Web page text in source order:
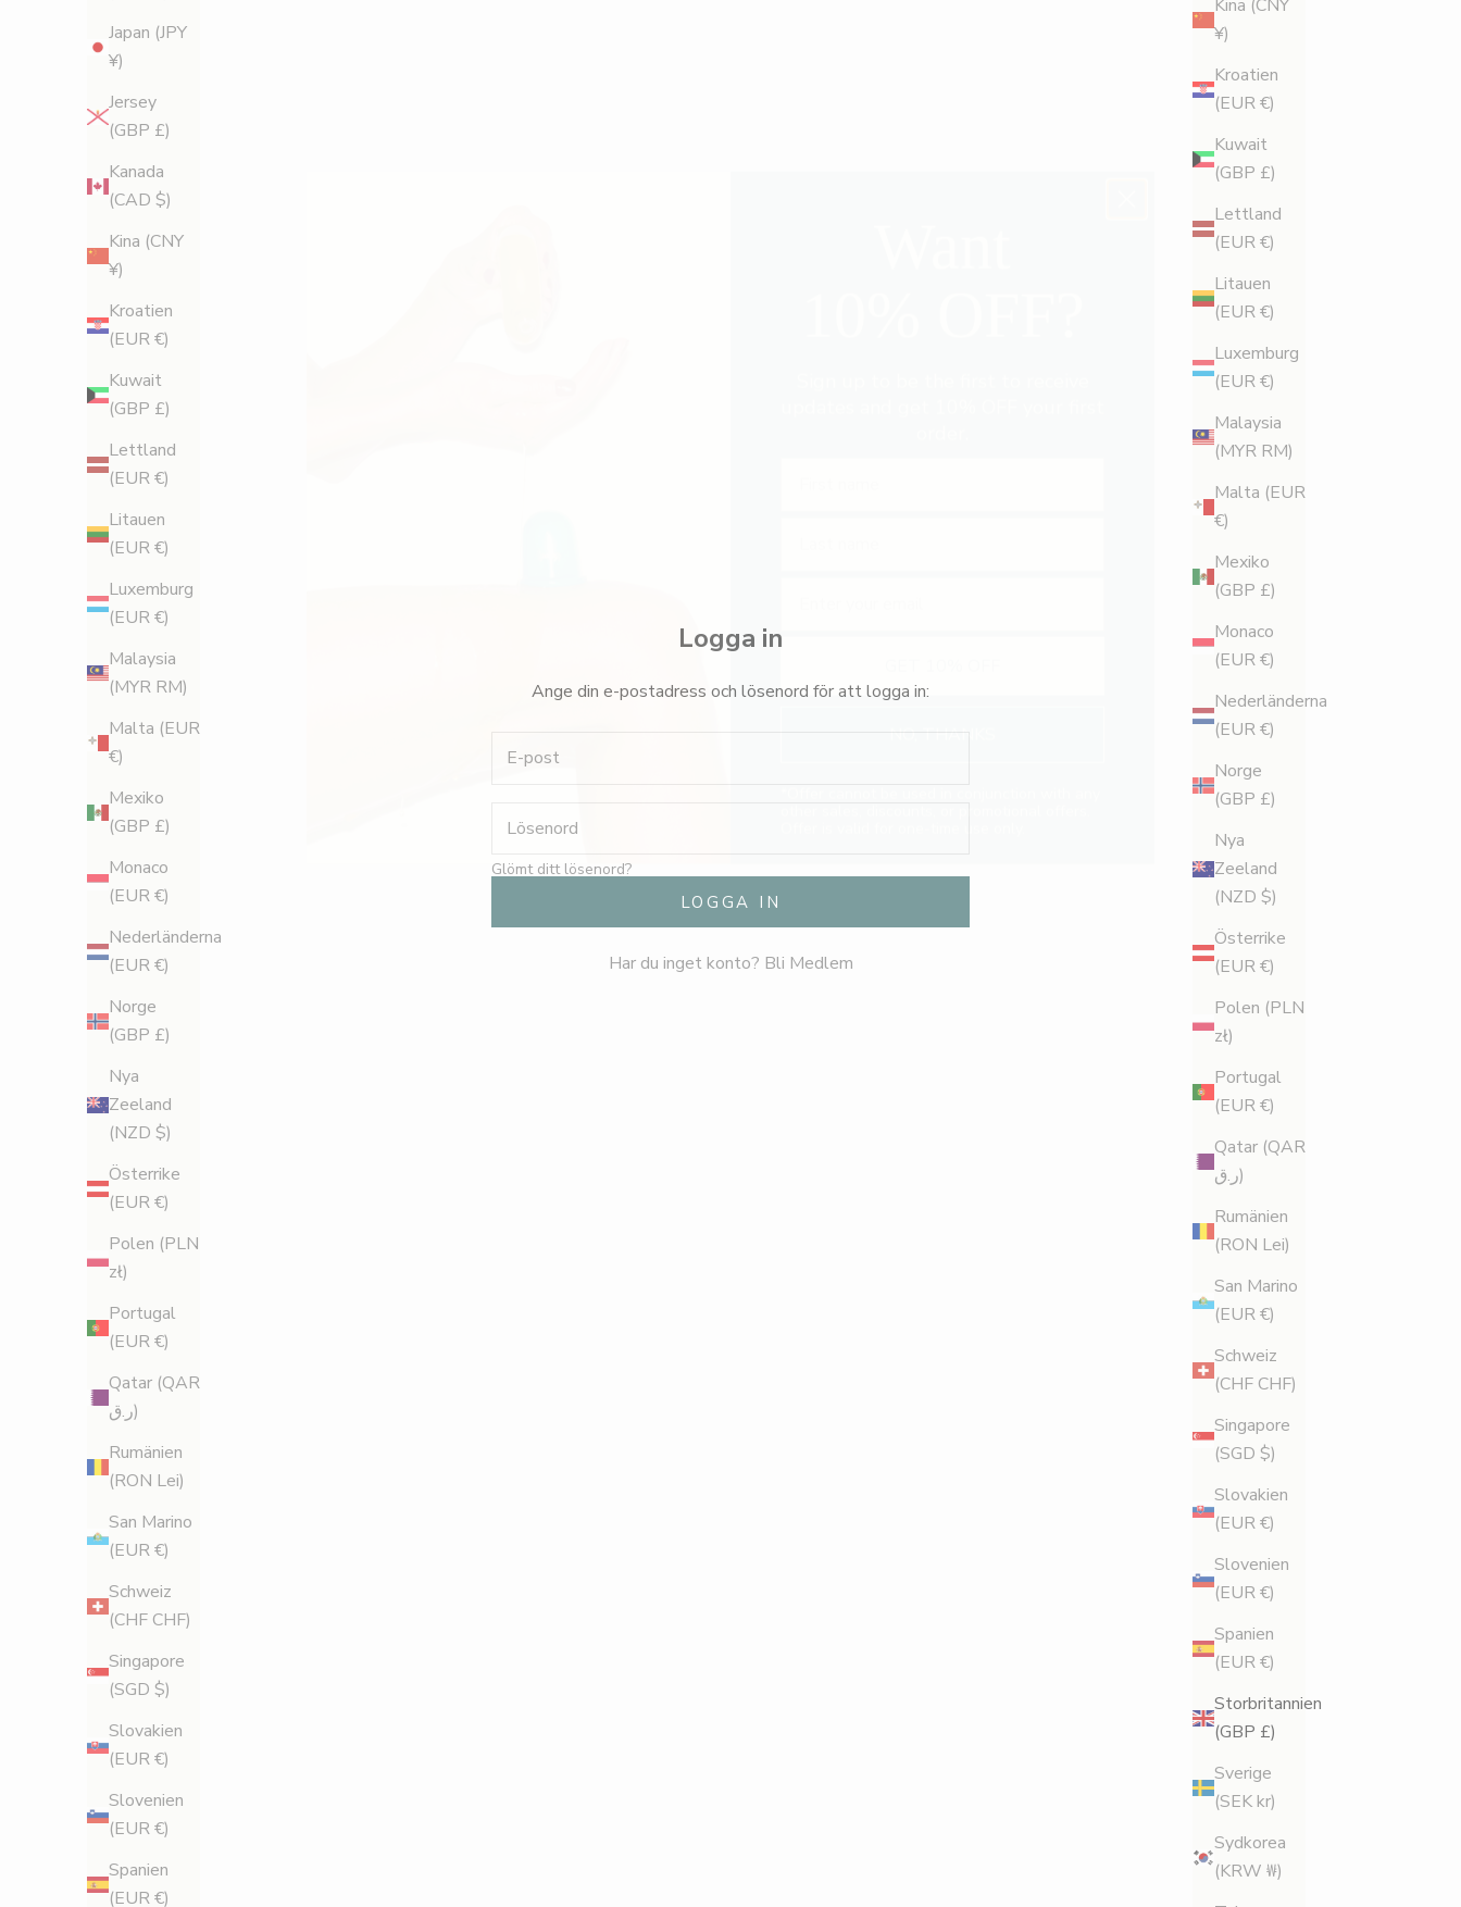
Kina (CNY
¥)
Kroatien
(EUR €)
Kuwait
(GBP £)
Lettland
(EUR €)
Litauen
(EUR €)
Luxemburg
(EUR €)
Malaysia
(MYR RM)
Malta (EUR
€)
Mexiko
(GBP £)
Monaco
(EUR €)
Nederländerna
(EUR €)
Norge
(GBP £)
Nya
Zeeland
(NZD $)
Österrike
(EUR €)
Polen (PLN
zł)
Portugal
(EUR €)
Qatar (QAR
ر.ق)
Rumänien
(RON Lei)
San Marino
(EUR €)
Schweiz
(CHF CHF)
Singapore
(SGD $)
Slovakien
(EUR €)
Slovenien
(EUR €)
Spanien
(EUR €)
Storbritannien
(GBP £)
Sverige
(SEK kr)
Sydkorea
(KRW ₩)
Japan (JPY
¥)
Jersey
(GBP £)
Kanada
(CAD $)
Kina (CNY
¥)
Kroatien
(EUR €)
Kuwait
(GBP £)
Lettland
(EUR €)
Litauen
(EUR €)
Luxemburg
(EUR €)
Malaysia
(MYR RM)
Malta (EUR
€)
Mexiko
(GBP £)
Monaco
(EUR €)
Nederländerna
(EUR €)
Norge
(GBP £)
Nya
Zeeland
(NZD $)
Österrike
(EUR €)
Polen (PLN
zł)
Portugal
(EUR €)
Qatar (QAR
ر.ق)
Rumänien
(RON Lei)
San Marino
(EUR €)
Schweiz
(CHF CHF)
Singapore
(SGD $)
Slovakien
(EUR €)
Slovenien
(EUR €)
Spanien
(EUR €)
Logga in
Ange din e-postadress och lösenord för att logga in:
Glömt ditt lösenord?
LOGGA IN
Har du inget konto? Bli Medlem
other sales, discounts, or promotional offers.